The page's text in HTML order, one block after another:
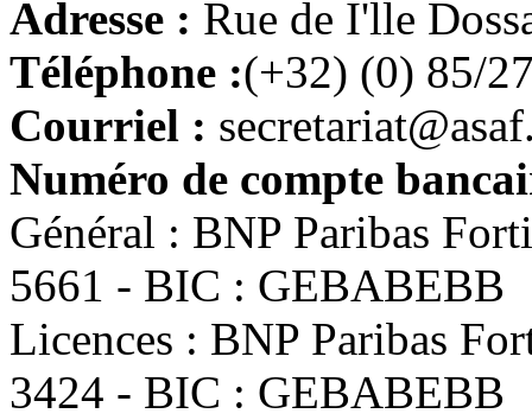
Adresse : Rue de I'lle
Téléphone :(+32) (0) 85/
Courriel :
Numéro de compte
Général : BNP Paribas
5661 - BIC : GEBABEBB
Licences : BNP Paribas
3424 - BIC : GEBABEBB